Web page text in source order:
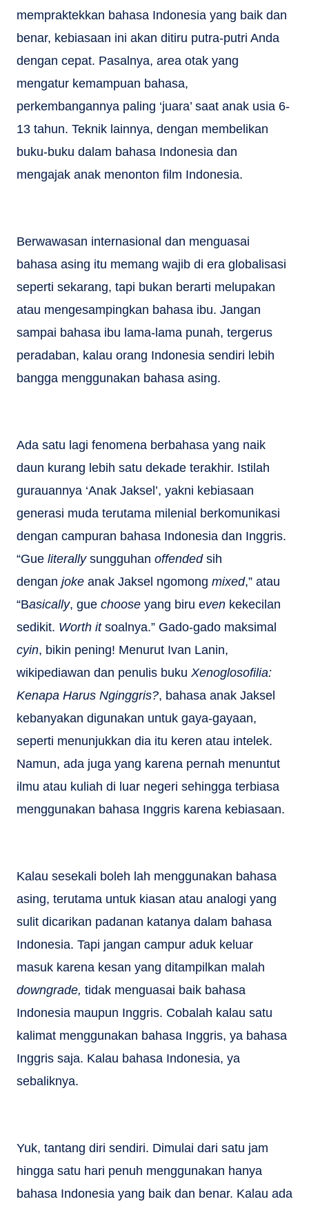
mempraktekkan bahasa Indonesia yang baik dan
benar, kebiasaan ini akan ditiru putra-putri Anda
dengan cepat. Pasalnya, area otak yang
mengatur kemampuan bahasa,
perkembangannya paling ‘juara’ saat anak usia 6-
13 tahun. Teknik lainnya, dengan membelikan
buku-buku dalam bahasa Indonesia dan
mengajak anak menonton film Indonesia.
Berwawasan internasional dan menguasai
bahasa asing itu memang wajib di era globalisasi
seperti sekarang, tapi bukan berarti melupakan
atau mengesampingkan bahasa ibu. Jangan
sampai bahasa ibu lama-lama punah, tergerus
peradaban, kalau orang Indonesia sendiri lebih
bangga menggunakan bahasa asing.
Ada satu lagi fenomena berbahasa yang naik
daun kurang lebih satu dekade terakhir. Istilah
gurauannya ‘Anak Jaksel’, yakni kebiasaan
generasi muda terutama milenial berkomunikasi
dengan campuran bahasa Indonesia dan Inggris.
“Gue literally sungguhan offendedsih
dengan joke anak Jaksel ngomong mixed,” atau
“Basically, gue choose yang biru even kekecilan
sedikit. Worth itsoalnya.” Gado-gado maksimal
cyin, bikin pening! Menurut Ivan Lanin,
wikipediawan dan penulis buku Xenoglosofilia:
Kenapa Harus Nginggris?, bahasa anak Jaksel
kebanyakan digunakan untuk gaya-gayaan,
seperti menunjukkan dia itu keren atau intelek.
Namun, ada juga yang karena pernah menuntut
ilmu atau kuliah di luar negeri sehingga terbiasa
menggunakan bahasa Inggris karena kebiasaan.
Kalau sesekali boleh lah menggunakan bahasa
asing, terutama untuk kiasan atau analogi yang
sulit dicarikan padanan katanya dalam bahasa
Indonesia. Tapi jangan campur aduk keluar
masuk karena kesan yang ditampilkan malah
downgrade, tidak menguasai baik bahasa
Indonesia maupun Inggris. Cobalah kalau satu
kalimat menggunakan bahasa Inggris, ya bahasa
Inggris saja. Kalau bahasa Indonesia, ya
sebaliknya.
Yuk, tantang diri sendiri. Dimulai dari satu jam
hingga satu hari penuh menggunakan hanya
bahasa Indonesia yang baik dan benar. Kalau ada